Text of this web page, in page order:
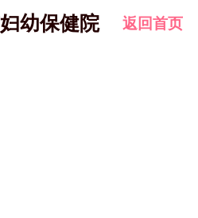
幼保健院 返回首页